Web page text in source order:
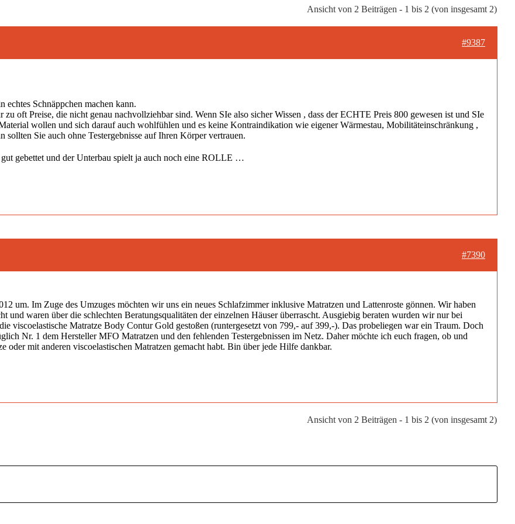
Ansicht von 2 Beiträgen - 1 bis 2 (von insgesamt 2)
#9387
echtes Schnäppchen machen kann.
oft Preise, die nicht genau nachvollziehbar sind. Wenn SIe also sicher Wissen , dass der ECHTE Preis 800 gewesen ist und SIe
wollen und sich darauf auch wohlfühlen und es keine Kontraindikation wie eigener Wärmestau, Mobilitäteinschränkung ,
Sie auch ohne Testergebnisse auf Ihren Körper vertrauen.
gebettet und der Unterbau spielt ja auch noch eine ROLLE …
#7390
um. Im Zuge des Umzuges möchten wir uns ein neues Schlafzimmer inklusive Matratzen und Lattenroste gönnen. Wir haben
und waren über die schlechten Beratungsqualitäten der einzelnen Häuser überrascht. Ausgiebig beraten wurden wir nur bei
viscoelastische Matratze Body Contur Gold gestoßen (runtergesetzt von 799,- auf 399,-). Das probeliegen war ein Traum. Doch
Nr. 1 dem Hersteller MFO Matratzen und den fehlenden Testergebnissen im Netz. Daher möchte ich euch fragen, ob und
oder mit anderen viscoelastischen Matratzen gemacht habt. Bin über jede Hilfe dankbar.
Ansicht von 2 Beiträgen - 1 bis 2 (von insgesamt 2)